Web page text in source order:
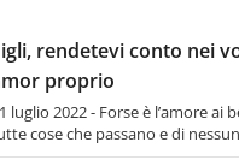
rendetevi conto nei
proprio
luglio 2022 - Forse è l’amore ai
cose che passano e di